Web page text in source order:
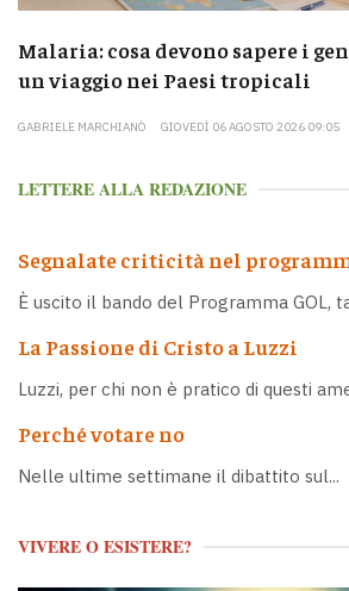
Malaria: cosa devono sapere i
un viaggio nei Paesi tropicali
GABRIELE MARCHIANÒ GIOVEDÌ 06 AGOSTO 2026 09:05
LETTERE ALLA REDAZIONE
Segnalate criticità nel
È uscito il bando del Programma GOL,
La Passione di Cristo a Luzzi
Luzzi, per chi non è pratico di questi
Perché votare no
Nelle ultime settimane il dibattito sul...
VIVERE O ESISTERE?